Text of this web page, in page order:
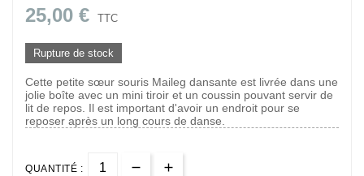
25,00 € TTC
Rupture de stock
Cette petite sœur souris Maileg dansante est livrée dans une
jolie boîte avec un mini tiroir et un coussin pouvant servir de
lit de repos. Il est important d'avoir un endroit pour se
reposer après un long cours de danse.
QUANTITÉ :